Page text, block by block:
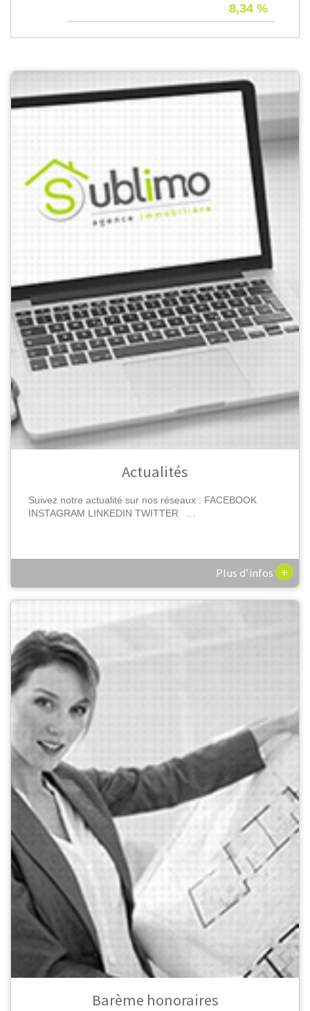
8,34 %
Actualités
Suivez notre actualité sur nos réseaux : FACEBOOK
INSTAGRAM LINKEDIN TWITTER ...
Plus d'infos +
Barème honoraires